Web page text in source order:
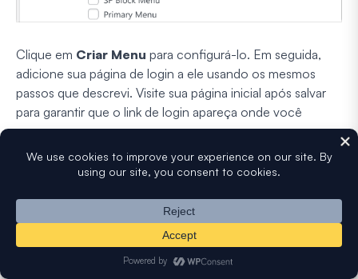
Clique em Criar Menu para configurá-lo. Em seguida,
adicione sua página de login a ele usando os mesmos
passos que descrevi. Visite sua página inicial após salvar
para garantir que o link de login apareça onde você
espera.
Passo 7: Redirecionar o URL de Login Padrão
Esta etapa é opcional, mas eu a recomendo fortemente.
Por padrão, qualquer pessoa ainda pode visitar
seusite.com/wp-login.php
e ver a tela de login genérica